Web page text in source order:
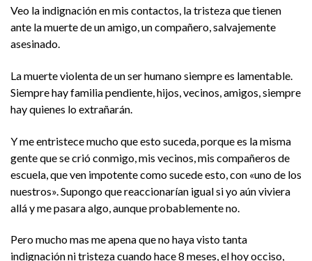
Veo la indignación en mis contactos, la tristeza que tienen
ante la muerte de un amigo, un compañero, salvajemente
asesinado.
La muerte violenta de un ser humano siempre es lamentable.
Siempre hay familia pendiente, hijos, vecinos, amigos, siempre
hay quienes lo extrañarán.
Y me entristece mucho que esto suceda, porque es la misma
gente que se crió conmigo, mis vecinos, mis compañeros de
escuela, que ven impotente como sucede esto, con «uno de los
nuestros». Supongo que reaccionarían igual si yo aún viviera
allá y me pasara algo, aunque probablemente no.
Pero mucho mas me apena que no haya visto tanta
indignación ni tristeza cuando hace 8 meses, el hoy occiso,